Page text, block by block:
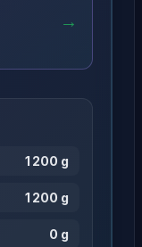
→
1 200 g
1 200 g
0 g